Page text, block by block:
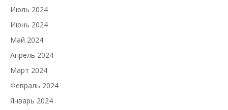
Июль 2024
Июнь 2024
Май 2024
Апрель 2024
Март 2024
Февраль 2024
Январь 2024